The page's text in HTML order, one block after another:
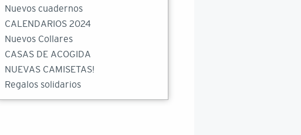
Nuevos cuadernos
CALENDARIOS 2024
Nuevos Collares
CASAS DE ACOGIDA
NUEVAS CAMISETAS!
Regalos solidarios